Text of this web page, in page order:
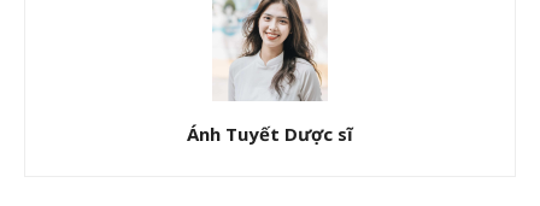
Ánh Tuyết Dược sĩ